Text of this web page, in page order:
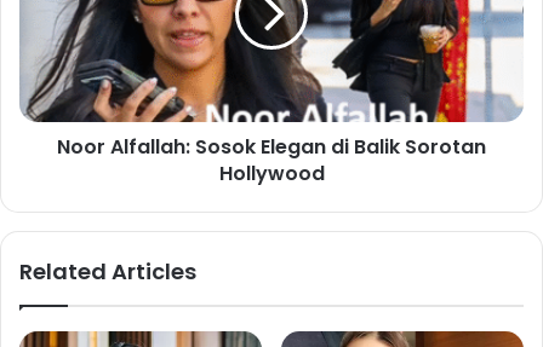
Noor Alfallah: Sosok Elegan di Balik Sorotan
Hollywood
Related Articles